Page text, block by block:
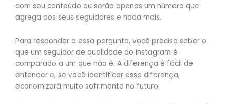
com seu conteúdo ou serão apenas um número que
agrega aos seus seguidores e nada mais.
Para responder a essa pergunta, você precisa saber o
que um seguidor de qualidade do Instagram é
comparado a um que não é. A diferença é fácil de
entender e, se você identificar essa diferença,
economizará muito sofrimento no futuro.